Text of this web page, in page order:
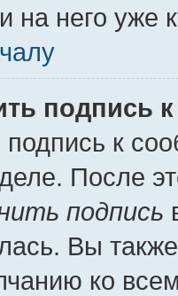
него уже
подпись
подпись к
После
подпись
Вы
ко